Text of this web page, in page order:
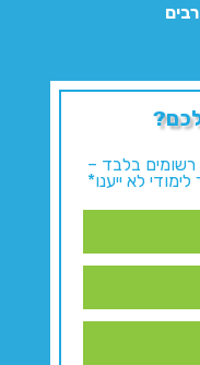
לכם?
רשומים בלבד –
לא ייענו*